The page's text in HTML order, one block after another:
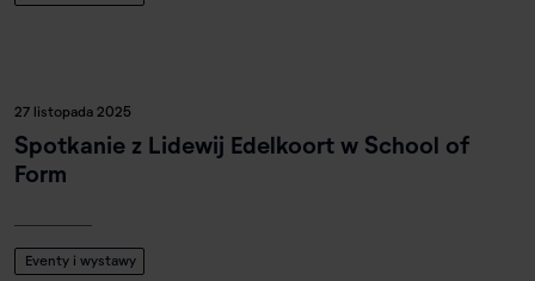
27 listopada 2025
Spotkanie z Lidewij Edelkoort w School of
Form
Eventy i wystawy